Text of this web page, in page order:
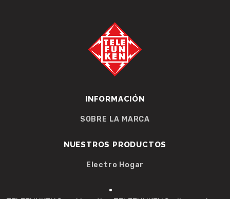
INFORMACIÓN
SOBRE LA MARCA
NUESTROS PRODUCTOS
Electro Hogar